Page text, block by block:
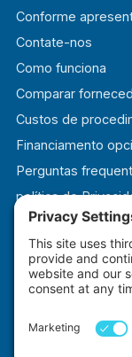
Conforme
Contate-nos
Como funciona
Comparar
Custos de
Financiamento
Perguntas
política de
Termos e
Política de Cookies